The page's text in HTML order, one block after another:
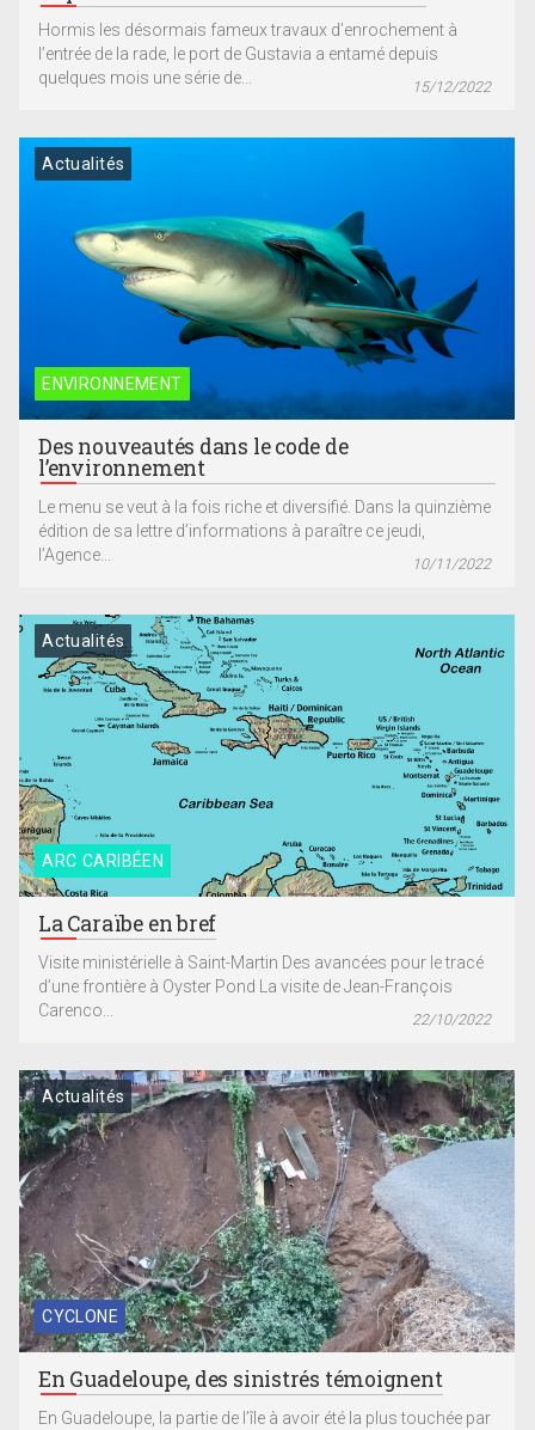
Hormis les désormais fameux travaux d’enrochement à
l’entrée de la rade, le port de Gustavia a entamé depuis
quelques mois une série de...
15/12/2022
ENVIRONNEMENT
Actualités
Des nouveautés dans le code de
l’environnement
Le menu se veut à la fois riche et diversifié. Dans la quinzième
édition de sa lettre d’informations à paraître ce jeudi,
l’Agence...
10/11/2022
ARC CARIBÉEN
Actualités
La Caraïbe en bref
Visite ministérielle à Saint-Martin Des avancées pour le tracé
d’une frontière à Oyster Pond La visite de Jean-François
Carenco...
22/10/2022
CYCLONE
Actualités
En Guadeloupe, des sinistrés témoignent
En Guadeloupe, la partie de l’île à avoir été la plus touchée par